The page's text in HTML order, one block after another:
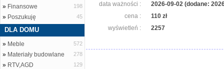
» Finansowe 198
» Poszukuję 45
DLA DOMU
» Meble 572
» Materiały budowlane 278
» RTV,AGD 129
data ważności :
2026-09-02 (dodane:
cena :
110 zł
wyświetleń :
2257